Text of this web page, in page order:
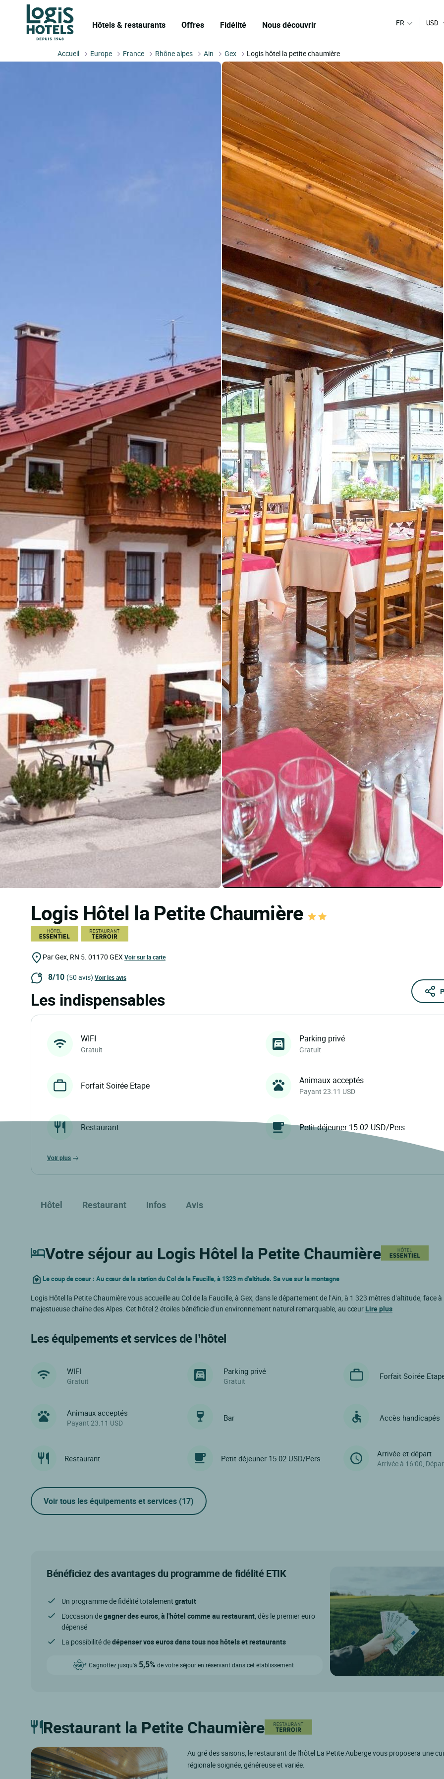
Hôtels & restaurants Offres Fidélité Nous découvrir FR USD
Accueil Europe France Rhône alpes Ain Gex Logis hôtel la petite chaumière
Logis Hôtel la Petite Chaumière
Par Gex, RN 5. 01170 GEX Voir sur la carte
8/10 (50 avis) Voir les avis
Les indispensables
WIFI
Gratuit
Parking privé
Gratuit
Forfait Soirée Etape Animaux acceptés
Payant 23.11 USD
Restaurant Petit déjeuner 15.02 USD/Pers
voir plus
Hôtel Restaurant Infos Avis
Votre séjour au Logis Hôtel la Petite Chaumière
Le coup de coeur : Au cœur de la station du Col de la Faucille, à 1323 m d'altitude. Sa vue sur la montagne
Logis Hôtel la Petite Chaumière vous accueille au Col de la Faucille, à Gex, dans le département de l’Ain, à 1 323 mètres d’altitude, face à
majestueuse chaîne des Alpes. Cet hôtel 2 étoiles bénéficie d’un environnement naturel remarquable, au cœur Lire plus
Les équipements et services de l’hôtel
WIFI
Gratuit
Parking privé
Gratuit
Forfait Soirée
Animaux acceptés
Payant 23.11 USD
Bar Accès handicapés
Restaurant Petit déjeuner 15.02 USD/Pers Arrivée et départ
Arrivée à 16:00,
Voir tous les équipements et services (17)
Bénéficiez des avantages du programme de fidélité ETIK
Un programme de fidélité totalement gratuit
L'occasion degagner des euros, à l'hôtel comme au restaurant , dès le premier euro
dépensé
La possibilité dedépenser vos euros dans tous nos hôtels et restaurants
Cagnottez jusqu'à 5,5% de votre séjour en réservant dans cet établissement
Restaurant la Petite Chaumière
Au gré des saisons, le restaurant de l'hôtel La Petite Auberge vous proposera une
régionale soignée, généreuse et variée.